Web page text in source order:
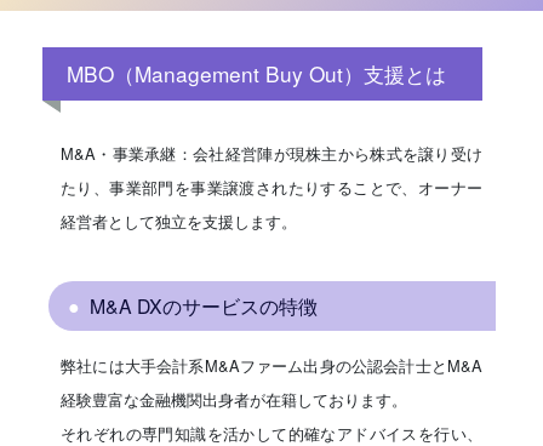
MBO（Management Buy Out）支援とは
M&A・事業承継：会社経営陣が現株主から株式を譲り受け
たり、事業部門を事業譲渡されたりすることで、オーナー
経営者として独立を支援します。
M&A DXのサービスの特徴
弊社には大手会計系M&Aファーム出身の公認会計士とM&A
経験豊富な金融機関出身者が在籍しております。
それぞれの専門知識を活かして的確なアドバイスを行い、